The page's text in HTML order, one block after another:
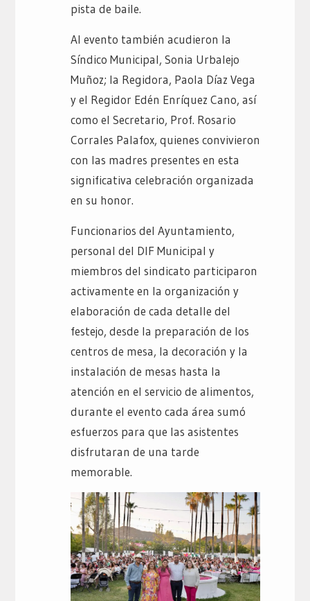
pista de baile.
Al evento también acudieron la
Síndico Municipal, Sonia Urbalejo
Muñoz; la Regidora, Paola Díaz Vega
y el Regidor Edén Enríquez Cano, así
como el Secretario, Prof. Rosario
Corrales Palafox, quienes convivieron
con las madres presentes en esta
significativa celebración organizada
en su honor.
Funcionarios del Ayuntamiento,
personal del DIF Municipal y
miembros del sindicato participaron
activamente en la organización y
elaboración de cada detalle del
festejo, desde la preparación de los
centros de mesa, la decoración y la
instalación de mesas hasta la
atención en el servicio de alimentos,
durante el evento cada área sumó
esfuerzos para que las asistentes
disfrutaran de una tarde
memorable.